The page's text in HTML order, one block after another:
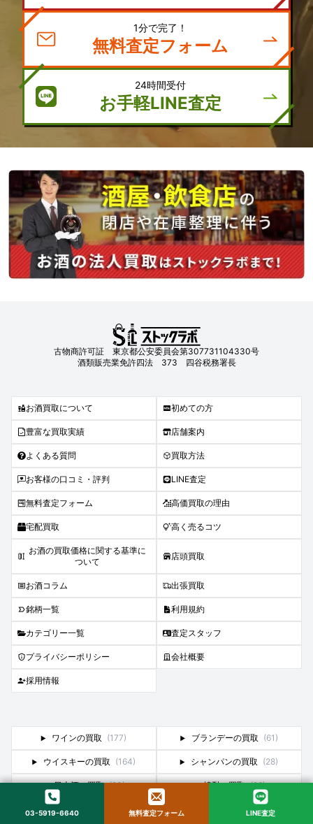
1分で完了！
無料査定フォーム
24時間受付
お手軽LINE査定
古物商許可証 東京都公安委員会第307731104330号
酒類販売業免許四法 373 四谷税務署長
お酒買取について 初めての方
豊富な買取実績 店舗案内
よくある質問 買取方法
お客様の口コミ・評判 LINE査定
無料査定フォーム 高価買取の理由
宅配買取 高く売るコツ
お酒の買取価格に関する基準に
ついて
店頭買取
お酒コラム 出張買取
銘柄一覧 利用規約
カテゴリー一覧 査定スタッフ
プライバシーポリシー 会社概要
採用情報
ワインの買取 (177) ブランデーの買取 (61)
ウイスキーの買取 (164) シャンパンの買取 (28)
日本酒の買取 (23) 焼酎の買取 (26)
スピリッツ・その他の買取
中国酒の買取 (4)
03-5919-6640 無料査定フォーム LINE査定